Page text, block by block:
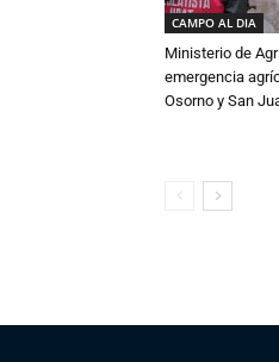
CAMPO AL DIA
Ministerio de
emergencia
Osorno y San